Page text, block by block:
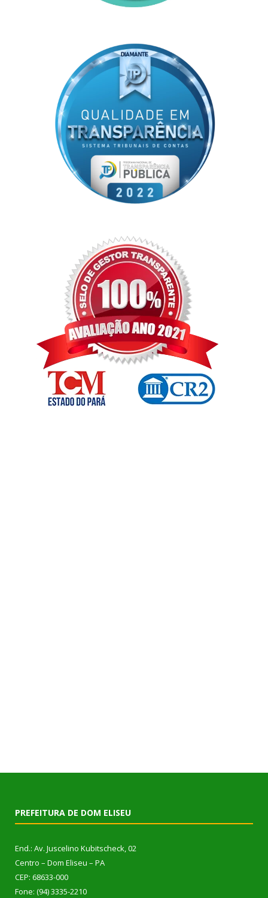
PREFEITURA DE DOM ELISEU
End.: Av. Juscelino Kubitscheck, 02
Centro – Dom Eliseu – PA
CEP: 68633-000
Fone: (94) 3335-2210